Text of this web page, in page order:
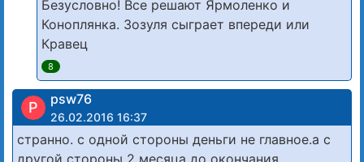
Безусловно! Все решают Ярмоленко и
Коноплянка. Зозуля сыграет впереди или
Кравец
8
P psw76
26.02.2016 16:37
странно. с одной стороны деньги не главное.а с